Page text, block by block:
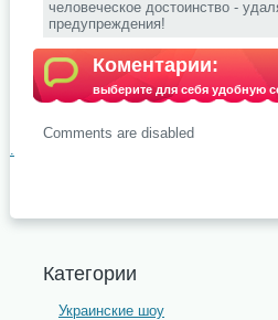
человеческое достоинство -
предупреждения!
Коментарии:
выберите для себя удобную
Comments are disabled
.
Категории
Украинские шоу